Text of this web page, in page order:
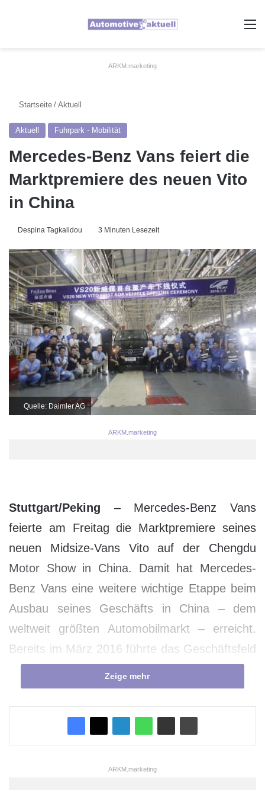
ARKM.marketing
Startseite / Aktuell
Aktuell Fuhrpark - Mobilität
Mercedes-Benz Vans feiert die
Marktpremiere des neuen Vito
in China
Despina Tagkalidou 3 Minuten Lesezeit
Quelle: Daimler AG
ARKM.marketing
Stuttgart/Peking – Mercedes-Benz Vans
feierte am Freitag die Marktpremiere seines
neuen Midsize-Vans Vito auf der Chengdu
Motor Show in China. Damit hat Mercedes-
Benz Vans eine weitere wichtige Etappe beim
Ausbau seines Geschäfts in China – dem
weltweit größten Automobilmarkt – erreicht.
Bereits im März 2016 führte das Geschäftsfeld
seine Großraumlimousine V-Klasse erfolgreich
auf dem chinesischen Markt ein. Mit dem
neuen Vito demonstriert Mercedes-Benz Vans
chinesischen Kunden und deren immer
vielfältigeren Bedürfnisse. Die ersten Modelle
Zeige mehr
ARKM.marketing